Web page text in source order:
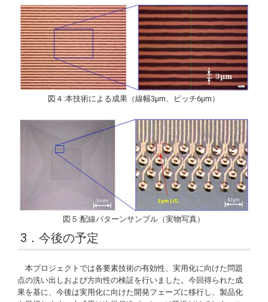
図４:本技術による成果（線幅3μm、ピッチ6μm）
図５:配線パターンサンプル（実物写真）
3．今後の予定
本プロジェクトでは各要素技術の有効性、実用化に向けた問題
点の洗い出しおよび方向性の検証を行いました。今回得られた成
果を基に、今後は実用化に向けた開発フェーズに移行し、製品化